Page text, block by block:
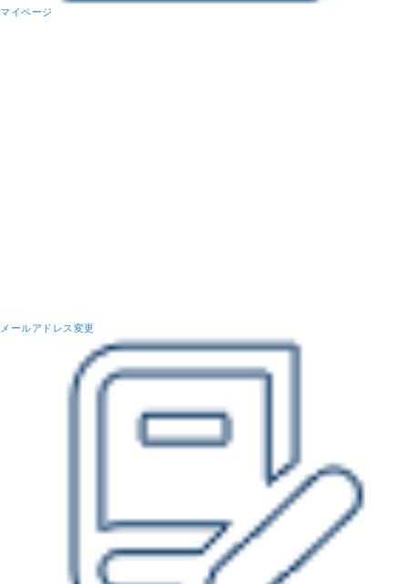
マイページ
メールアドレス変更